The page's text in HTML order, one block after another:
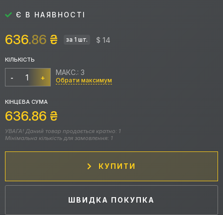
Є В НАЯВНОСТІ
636.86 ₴ за 1 шт. $ 14
КІЛЬКІСТЬ
- +
МАКС.: 3
Обрати максимум
КІНЦЕВА СУМА
636.86 ₴
УВАГА! Даний товар продається кратно: 1
Мінімальна кількість для замовлення: 1
КУПИТИ
ШВИДКА ПОКУПКА